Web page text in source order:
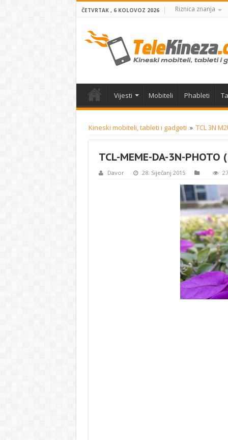
ČETVRTAK , 6 KOLOVOZ 2026 Riznica znanja
Vijesti Mobiteli Phableti
Kineski mobiteli, tableti i gadgeti » TCL 3N
TCL-MEME-DA-3N-PHOTO
Davor 28. Siječanj 2015